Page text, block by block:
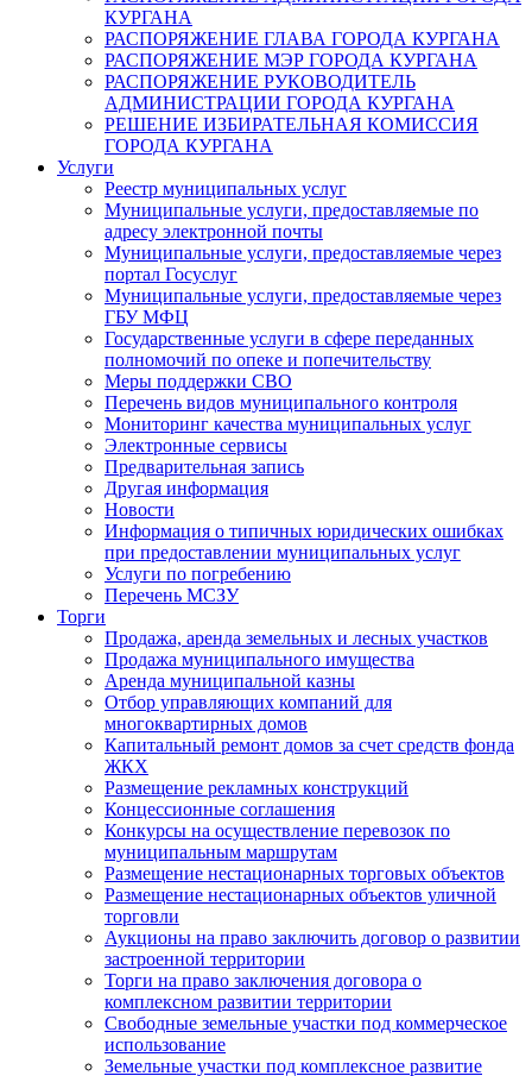
КУРГАНА
РАСПОРЯЖЕНИЕ ГЛАВА ГОРОДА КУРГАНА
РАСПОРЯЖЕНИЕ МЭР ГОРОДА КУРГАНА
РАСПОРЯЖЕНИЕ РУКОВОДИТЕЛЬ
АДМИНИСТРАЦИИ ГОРОДА КУРГАНА
РЕШЕНИЕ ИЗБИРАТЕЛЬНАЯ КОМИССИЯ
ГОРОДА КУРГАНА
Услуги
Реестр муниципальных услуг
Муниципальные услуги, предоставляемые по
адресу электронной почты
Муниципальные услуги, предоставляемые через
портал Госуслуг
Муниципальные услуги, предоставляемые через
ГБУ МФЦ
Государственные услуги в сфере переданных
полномочий по опеке и попечительству
Меры поддержки СВО
Перечень видов муниципального контроля
Мониторинг качества муниципальных услуг
Электронные сервисы
Предварительная запись
Другая информация
Новости
Информация о типичных юридических ошибках
при предоставлении муниципальных услуг
Услуги по погребению
Перечень МСЗУ
Торги
Продажа, аренда земельных и лесных участков
Продажа муниципального имущества
Аренда муниципальной казны
Отбор управляющих компаний для
многоквартирных домов
Капитальный ремонт домов за счет средств фонда
ЖКХ
Размещение рекламных конструкций
Концессионные соглашения
Конкурсы на осуществление перевозок по
муниципальным маршрутам
Размещение нестационарных торговых объектов
Размещение нестационарных объектов уличной
торговли
Аукционы на право заключить договор о развитии
застроенной территории
Торги на право заключения договора о
комплексном развитии территории
Свободные земельные участки под коммерческое
использование
Земельные участки под комплексное развитие